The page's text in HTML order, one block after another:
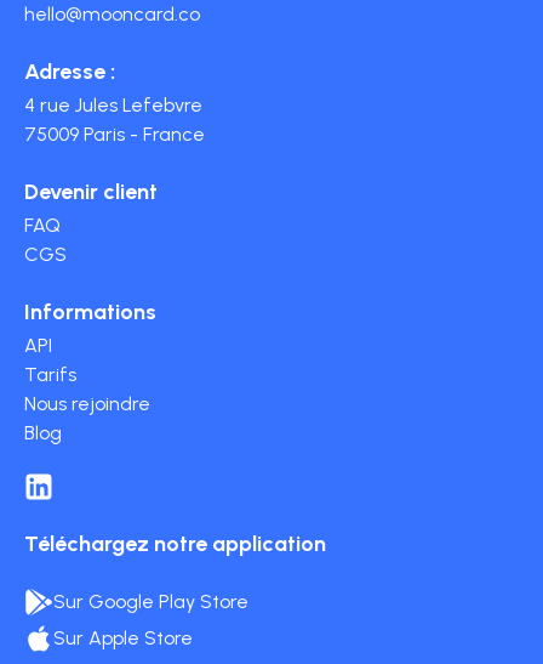
hello@mooncard.co
Adresse :
4 rue Jules Lefebvre
75009 Paris - France
Devenir client
FAQ
CGS
Informations
API
Tarifs
Nous rejoindre
Blog
Téléchargez notre application
Sur Google Play Store
Sur Apple Store